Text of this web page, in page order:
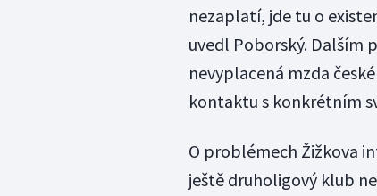
nezaplatí, jde tu o
uvedl Poborský. Dalším
nevyplacená mzda
kontaktu s konkrétním
O problémech Žižkova
ještě druholigový klub